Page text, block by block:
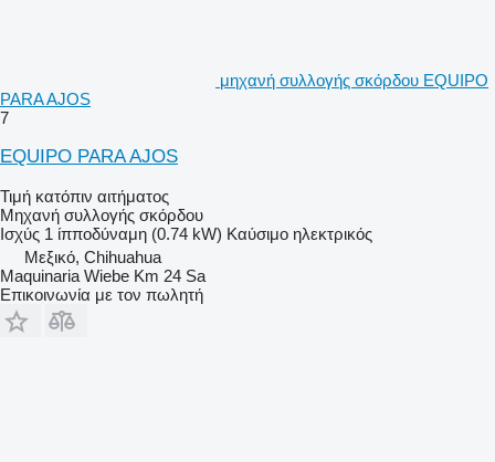
μηχανή συλλογής σκόρδου EQUIPO
PARA AJOS
7
EQUIPO PARA AJOS
Τιμή κατόπιν αιτήματος
Μηχανή συλλογής σκόρδου
Ισχύς 1 ίπποδύναμη (0.74 kW) Καύσιμο ηλεκτρικός
Μεξικό, Chihuahua
Maquinaria Wiebe Km 24 Sa
Επικοινωνία με τον πωλητή